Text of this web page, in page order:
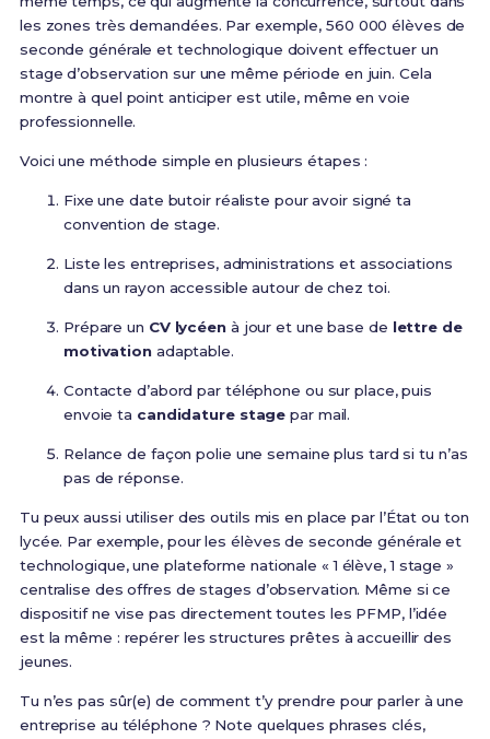
les zones très demandées. Par exemple, 560 000 élèves de
seconde générale et technologique doivent effectuer un
stage d’observation sur une même période en juin. Cela
montre à quel point anticiper est utile, même en voie
professionnelle.
Voici une méthode simple en plusieurs étapes :
Fixe une date butoir réaliste pour avoir signé ta
convention de stage.
Liste les entreprises, administrations et associations
dans un rayon accessible autour de chez toi.
Prépare un CV lycéenà jour et une base de lettre de
motivationadaptable.
Contacte d’abord par téléphone ou sur place, puis
envoie ta candidature stage par mail.
Relance de façon polie une semaine plus tard si tu n’as
pas de réponse.
Tu peux aussi utiliser des outils mis en place par l’État ou ton
lycée. Par exemple, pour les élèves de seconde générale et
technologique, une plateforme nationale « 1 élève, 1 stage »
centralise des offres de stages d’observation. Même si ce
dispositif ne vise pas directement toutes les PFMP, l’idée
est la même : repérer les structures prêtes à accueillir des
jeunes.
Tu n’es pas sûr(e) de comment t’y prendre pour parler à une
entreprise au téléphone ? Note quelques phrases clés,